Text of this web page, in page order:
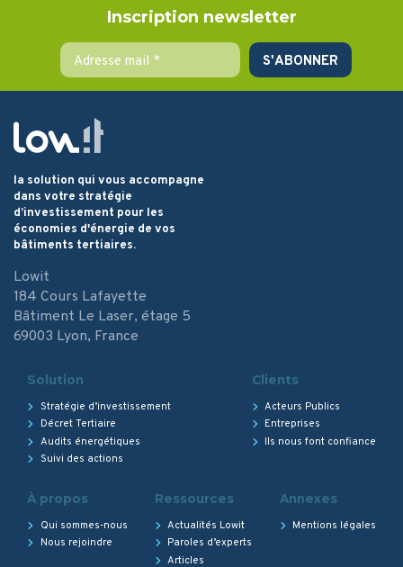
Inscription newsletter
la solution qui vous accompagne
dans votre stratégie
d’investissement pour les
économies d'énergie de vos
bâtiments tertiaires.
Lowit
184 Cours Lafayette
Bâtiment Le Laser, étage 5
69003 Lyon, France
Solution
Stratégie d’investissement
Décret Tertiaire
Audits énergétiques
Suivi des actions
Clients
Acteurs Publics
Entreprises
Ils nous font confiance
À propos
Qui sommes-nous
Nous rejoindre
Ressources
Actualités Lowit
Paroles d’experts
Articles
Annexes
Mentions légales